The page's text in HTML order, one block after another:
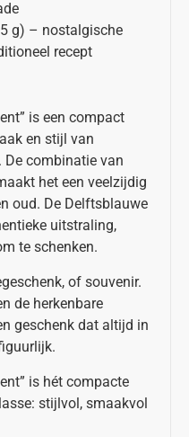
g) – nostalgische
recept
is een compact
en stijl van
De combinatie van
het een veelzijdig
oud. De Delftsblauwe
uitstraling,
te schenken.
of souvenir.
de herkenbare
geschenk dat altijd in
is hét compacte
stijlvol, smaakvol